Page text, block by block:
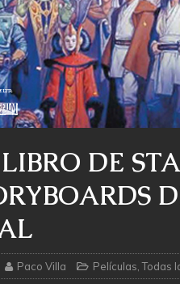
DE
Paco Villa Películas ,Todas